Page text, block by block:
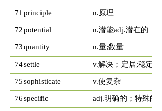
71 principle n.原理
72potential n.潜能adj.潜在的
73quantity n.量;数量
74settle v.解决；定居;稳定
75sophisticate v.使复杂
76specific adj.明确的；特殊的